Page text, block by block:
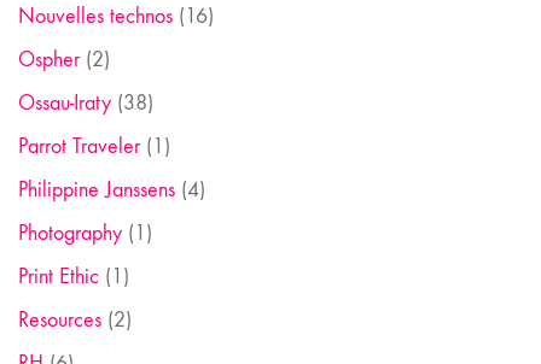
Nouvelles technos (16)
Ospher(2)
Ossau-Iraty (38)
Parrot Traveler(1)
Philippine Janssens (4)
Photography (1)
Print Ethic (1)
Resources (2)